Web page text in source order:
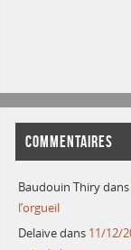
COMMENTAIRES
Baudouin Thirydans
l’orgueil
Delaivedans 11/12/